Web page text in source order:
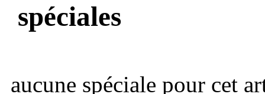
spéciales
aucune spéciale pour cet